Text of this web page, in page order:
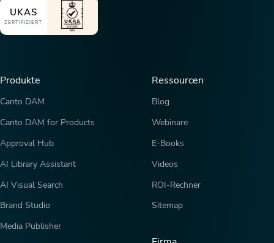
UKAS
ZERTIFIZIERT
Produkte
Canto DAM
Canto DAM for Products
Approval Hub
AI Library Assistant
AI Visual Search
Brand Studio
Media Publisher
Ressourcen
Blog
Webinare
E-Books
Videos
ROI-Rechner
Sitemap